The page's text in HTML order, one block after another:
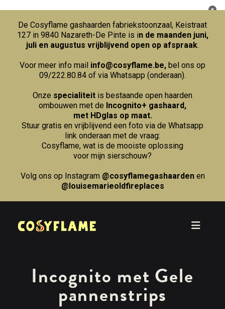
De Cosyflame gashaarden fabriekstoonzaal, Keistraat
127 in 9840 Nazareth-De Pinte is in de maanden juni,
juli en augustus vrijblijvend open op afspraak.
Voor meer info mail info@cosyflame.be, bel ons op
09/222.80.84 of via Whatsapp (onderaan).
Onze specialiteit is bestaande open haarden
ombouwen met de Incognito+ gashaard,
met HDglas op maat.
Stuur gratis en vrijblijvend een foto via de Whatsapp
link onderaan met de vraag:
Cosyflame, wat is de mooiste oplossing
voor mijn sierschouw?
Volg ons op Instagram @cosyflamegashaardenen
@louisemarieoldfireplaces
Incognito met Gele
pannenstrips